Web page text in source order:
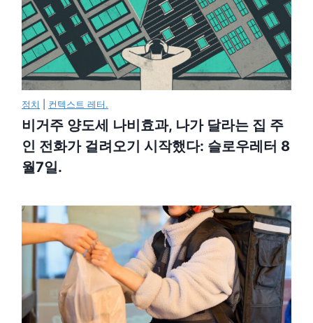
정치 컨텍스트 레터.
비거주 양도세 나비효과, 나가 달라는 집 주
인 전화가 걸려오기 시작했다: 슬로우레터 8
월7일.